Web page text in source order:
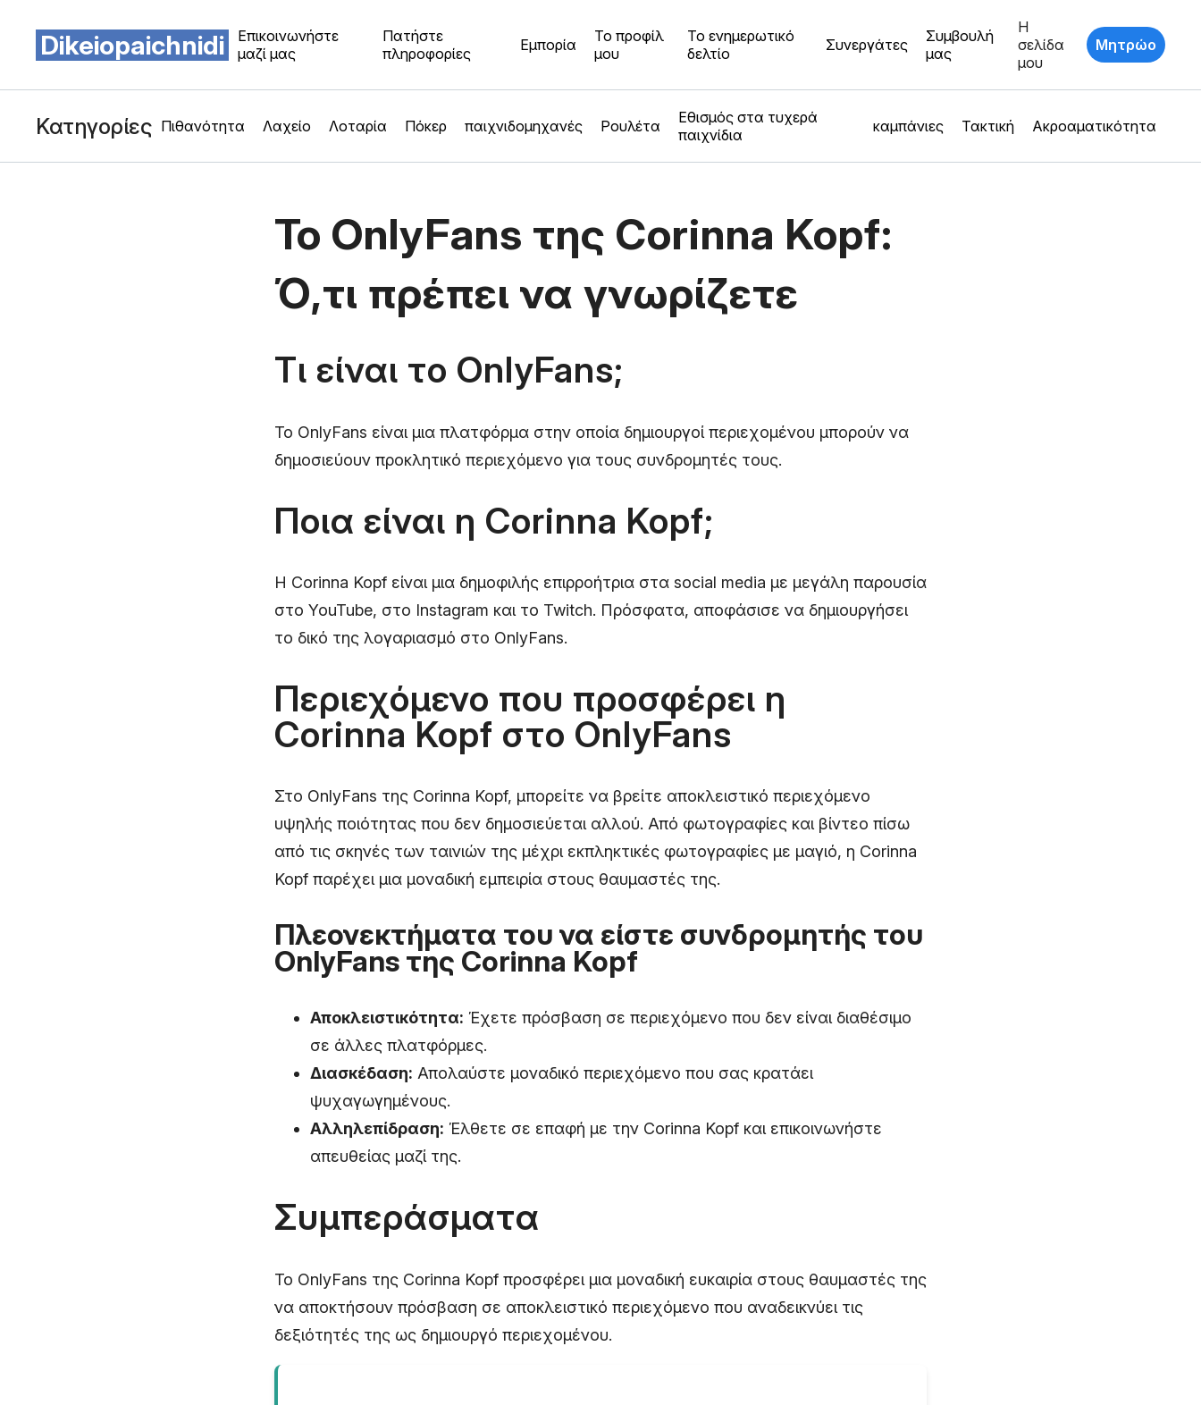
Dikeiopaichnidi
Επικοινωνήστε
μαζί μας
Πατήστε
πληροφορίες
Εμπορία
Το προφίλ
μου
Το ενημερωτικό
δελτίο
Συνεργάτες
Συμβουλή
μας
Η
σελίδα
μου
Μητρώο
Κατηγορίες Πιθανότητα Λαχείο Λοταρία Πόκερ παιχνιδομηχανές Ρουλέτα
Εθισμός στα τυχερά
παιχνίδια
καμπάνιες Τακτική Ακροαματικότητα
Το OnlyFans της Corinna Kopf:
Ό,τι πρέπει να γνωρίζετε
Τι είναι το OnlyFans;
Το OnlyFans είναι μια πλατφόρμα στην οποία δημιουργοί περιεχομένου μπορούν να
δημοσιεύουν προκλητικό περιεχόμενο για τους συνδρομητές τους.
Ποια είναι η Corinna Kopf;
Η Corinna Kopf είναι μια δημοφιλής επιρροήτρια στα social media με μεγάλη παρουσία
στο YouTube, στο Instagram και το Twitch. Πρόσφατα, αποφάσισε να δημιουργήσει
το δικό της λογαριασμό στο OnlyFans.
Περιεχόμενο που προσφέρει η
Corinna Kopf στο OnlyFans
Στο OnlyFans της Corinna Kopf, μπορείτε να βρείτε αποκλειστικό περιεχόμενο
υψηλής ποιότητας που δεν δημοσιεύεται αλλού. Από φωτογραφίες και βίντεο πίσω
από τις σκηνές των ταινιών της μέχρι εκπληκτικές φωτογραφίες με μαγιό, η Corinna
Kopf παρέχει μια μοναδική εμπειρία στους θαυμαστές της.
Πλεονεκτήματα του να είστε συνδρομητής του
OnlyFans της Corinna Kopf
Αποκλειστικότητα: Έχετε πρόσβαση σε περιεχόμενο που δεν είναι διαθέσιμο
σε άλλες πλατφόρμες.
Διασκέδαση: Απολαύστε μοναδικό περιεχόμενο που σας κρατάει
ψυχαγωγημένους.
Αλληλεπίδραση: Έλθετε σε επαφή με την Corinna Kopf και επικοινωνήστε
απευθείας μαζί της.
Συμπεράσματα
Το OnlyFans της Corinna Kopf προσφέρει μια μοναδική ευκαιρία στους θαυμαστές της
να αποκτήσουν πρόσβαση σε αποκλειστικό περιεχόμενο που αναδεικνύει τις
δεξιότητές της ως δημιουργό περιεχομένου.